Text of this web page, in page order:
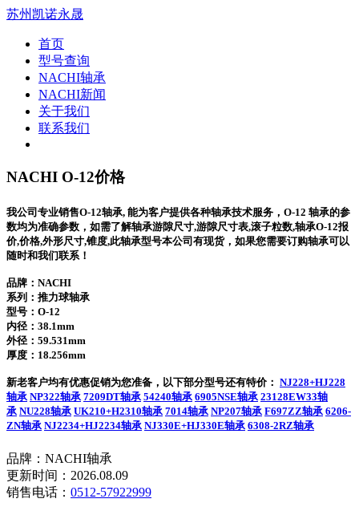
苏州凯诺永晟
首页
型号查询
NACHI轴承
NACHI新闻
关于我们
联系我们
NACHI O-12价格
我公司专业销售O-12轴承, 能为客户提供各种轴承技术服务，O-12 轴承的参
数均为准确参数，如需了解轴承游隙尺寸,游隙尺寸表,滚子粒数,轴承O-12报
价,价格,外形尺寸,锥度,此轴承型号本公司有现货，如果您需要订购轴承可以
随时和我们联系！
品牌：NACHI
系列：推力球轴承
型号： O-12
内径：38.1mm
外径：59.531mm
厚度：18.256mm
新老客户均有优惠促销为您准备，以下部分型号还有特价： NJ228+HJ228
轴承 NP322轴承 7209DT轴承 54240轴承 6905NSE轴承 23128EW33轴
承 NU228轴承 UK210+H2310轴承 7014轴承 NP207轴承 F697ZZ轴承 6206-
ZN轴承 NJ2234+HJ2234轴承 NJ330E+HJ330E轴承 6308-2RZ轴承
品牌：NACHI轴承
更新时间：2026.08.09
销售电话： 0512-57922999